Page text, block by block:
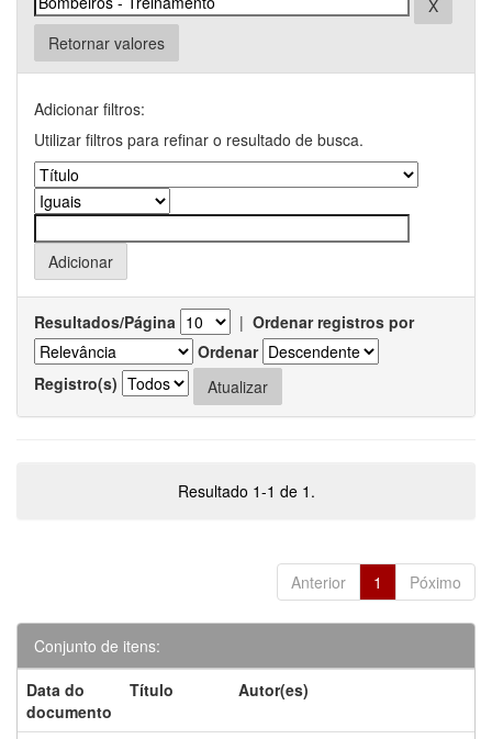
Retornar valores
Adicionar filtros:
Utilizar filtros para refinar o resultado de busca.
Resultados/Página | Ordenar registros por
Ordenar
Registro(s)
Resultado 1-1 de 1.
Anterior 1 Póximo
Conjunto de itens:
Data do
documento
Título Autor(es)